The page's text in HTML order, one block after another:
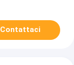
Contattaci